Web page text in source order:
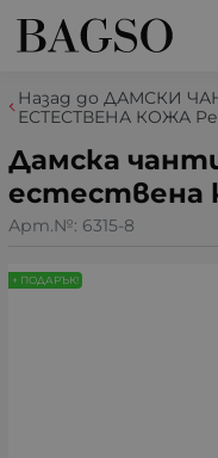
Назад до ДАМСКИ
ЕСТЕСТВЕНА КОЖА
Дамска
естествена
Арт.№: 6315-8
+ ПОДАРЪК!